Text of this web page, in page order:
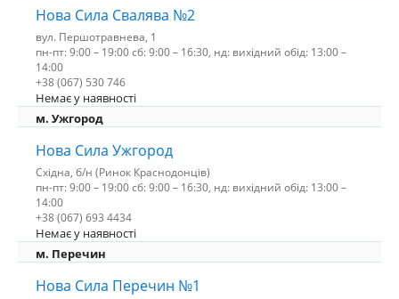
Нова Сила Свалява №2
вул. Першотравнева, 1
пн-пт: 9:00 – 19:00 сб: 9:00 – 16:30, нд: вихідний обід: 13:00 –
14:00
+38 (067) 530 746
Немає у наявності
м. Ужгород
Нова Сила Ужгород
Східна, б/н (Ринок Краснодонців)
пн-пт: 9:00 – 19:00 сб: 9:00 – 16:30, нд: вихідний обід: 13:00 –
14:00
+38 (067) 693 4434
Немає у наявності
м. Перечин
Нова Сила Перечин №1